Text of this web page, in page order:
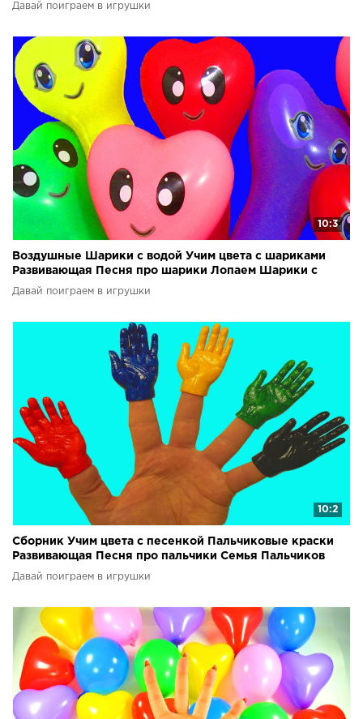
Давай поиграем в игрушки
10:3
Воздушные Шарики с водой Учим цвета с шариками
Развивающая Песня про шарики Лопаем Шарики с
водой
Давай поиграем в игрушки
10:2
Сборник Учим цвета с песенкой Пальчиковые краски
Развивающая Песня про пальчики Семья Пальчиков
Давай поиграем в игрушки